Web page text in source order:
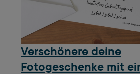
Verschönere deine
Fotogeschenke mit